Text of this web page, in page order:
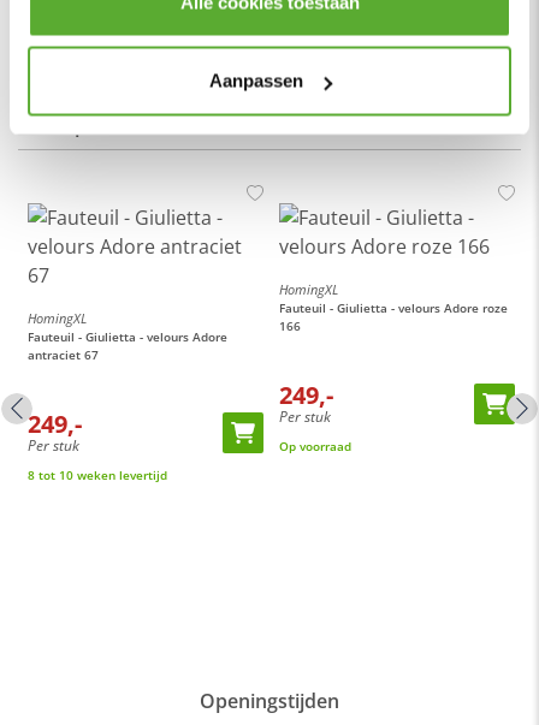
Aanpassen
onzefauteuils. Voor meer inspiratie kun je ook terecht in onze
van 1200m² in Vianen, 10 autominuten van
Lees meer
Totaalpakketten
HomingXL
Fauteuil - Giulietta - velours Adore
antraciet 67
249,-
Per stuk
8 tot 10 weken levertijd
HomingXL
Fauteuil - Giulietta - velours Adore roze
166
249,-
Per stuk
Op voorraad
Openingstijden